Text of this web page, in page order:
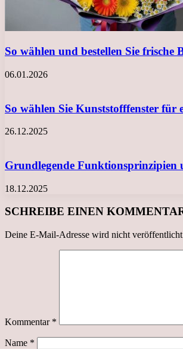
So wählen und bestellen Sie
06.01.2026
So wählen Sie Kunststofffenster
26.12.2025
Grundlegende Funktionsprinzipien
18.12.2025
SCHREIBE EINEN
Deine E-Mail-Adresse wird nicht
Kommentar *
Name *